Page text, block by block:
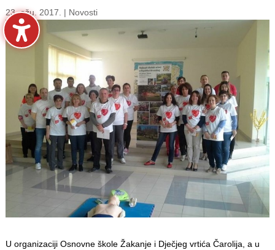
23. ožu. 2017. | Novosti
U organizaciji Osnovne škole Žakanje i Dječjeg vrtića Čarolija, a u